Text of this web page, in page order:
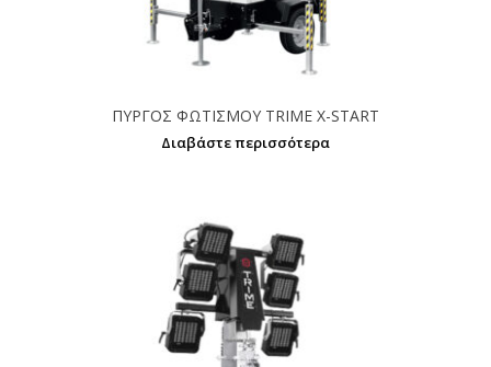
ΠΥΡΓΟΣ ΦΩΤΙΣΜΟΥ TRIME X-START
Διαβάστε περισσότερα